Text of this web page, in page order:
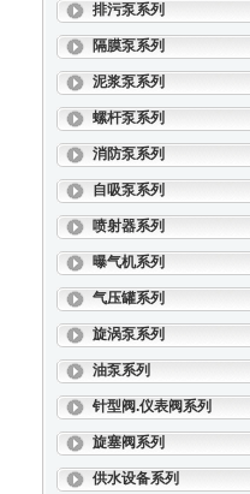
排污泵系列
隔膜泵系列
泥浆泵系列
螺杆泵系列
消防泵系列
自吸泵系列
喷射器系列
曝气机系列
气压罐系列
旋涡泵系列
油泵系列
针型阀.仪表阀系列
旋塞阀系列
供水设备系列